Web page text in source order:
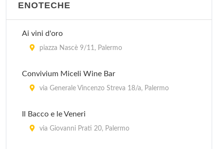
ENOTECHE
Ai vini d'oro
piazza Nascè 9/11, Palermo
Convivium Miceli Wine Bar
via Generale Vincenzo Streva 18/a, Palermo
Il Bacco e le Veneri
via Giovanni Prati 20, Palermo